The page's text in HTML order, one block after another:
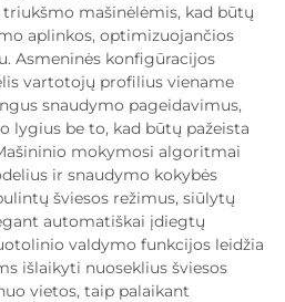
mašinėlėmis, kad būtų
aplinkos, optimizuojančios
Asmeninės konfigūracijos
vartotojų profilius viename
snaudymo pageidavimus,
lygius be to, kad būtų pažeista
mokymosi algoritmai
ir snaudymo kokybės
šviesos režimus, siūlytų
automatiškai įdiegtų
valdymo funkcijos leidžia
išlaikyti nuoseklius šviesos
vietos, taip palaikant